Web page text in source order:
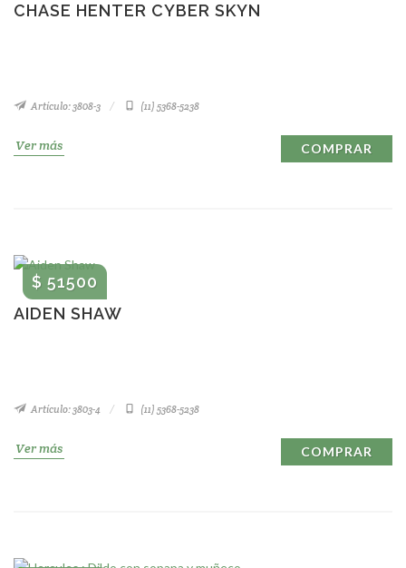
CHASE HENTER CYBER SKYN
Artículo: 3808-3 (11) 5368-5238
Ver más COMPRAR
AIDEN SHAW
$ 51500
Artículo: 3803-4 (11) 5368-5238
Ver más COMPRAR